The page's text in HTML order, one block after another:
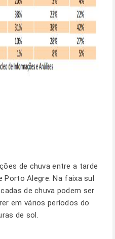
de chuva entre a tarde
Porto Alegre. Na faixa sul
de chuva podem ser
em vários períodos do
de sol.